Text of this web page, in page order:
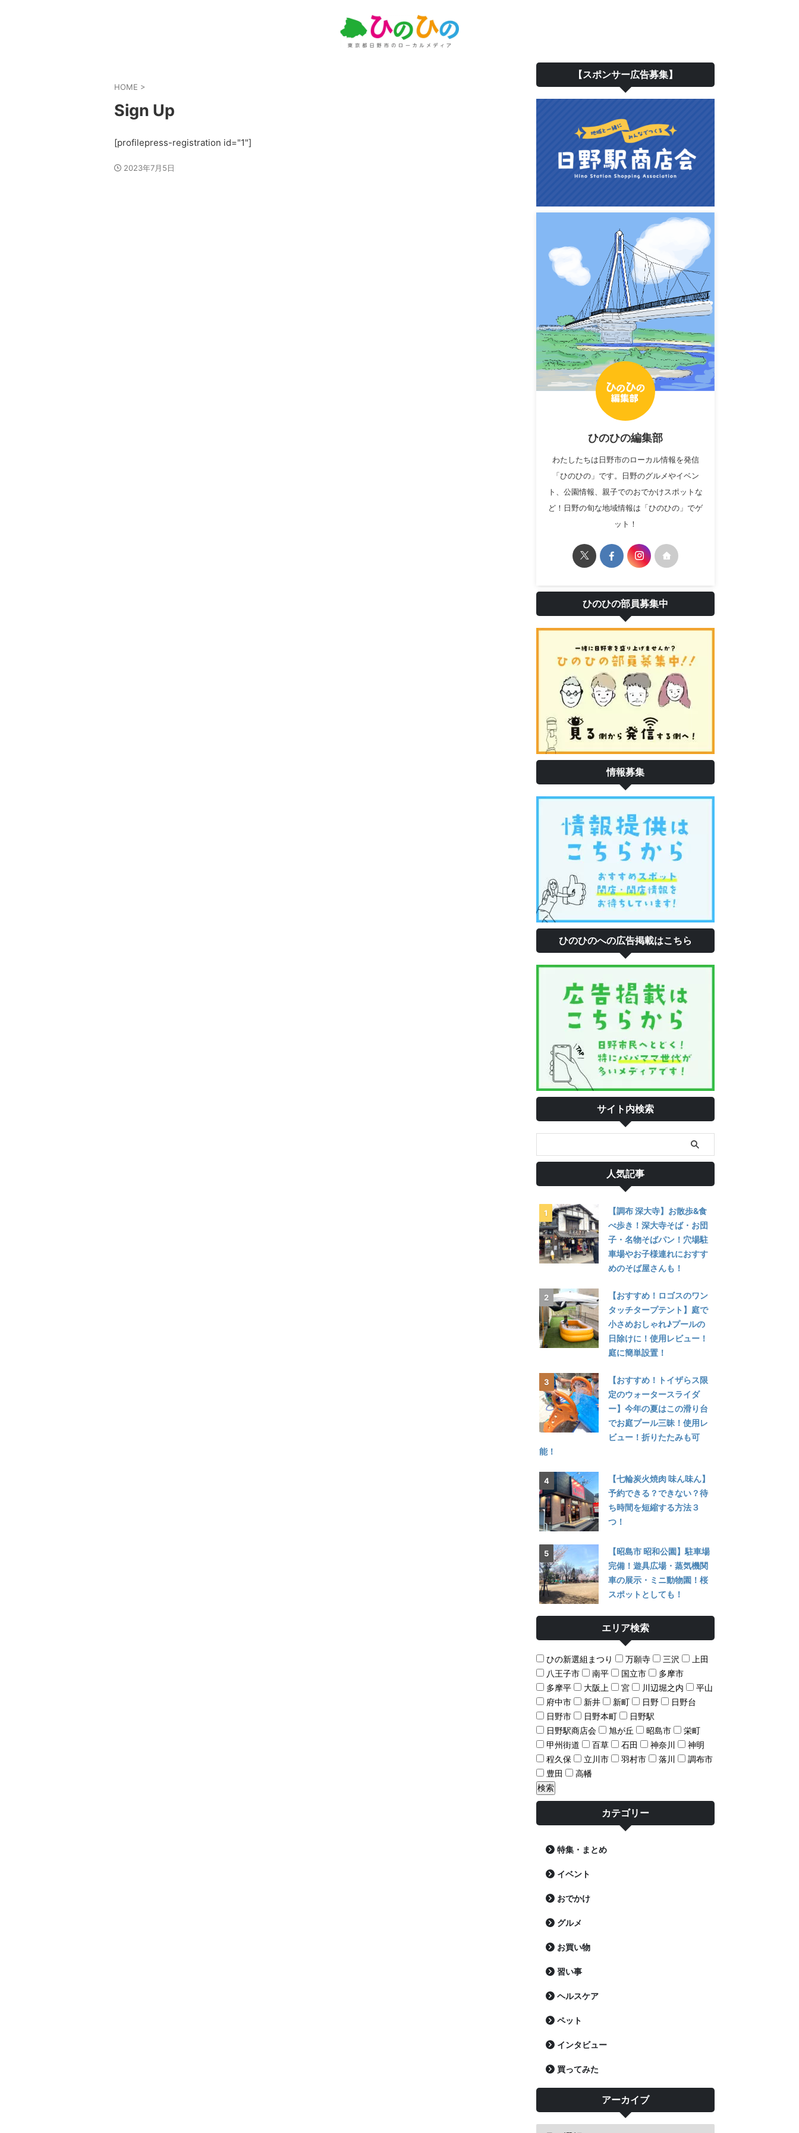
HOME >
Sign Up
[profilepress-registration id="1"]
2023年7月5日
【スポンサー広告募集】
ひのひの編集部
わたしたちは日野市のローカル情報を発信
「ひのひの」です。日野のグルメやイベン
ト、公園情報、親子でのおでかけスポットな
ど！日野の旬な地域情報は「ひのひの」でゲ
ット！
ひのひの部員募集中
情報募集
ひのひのへの広告掲載はこちら
サイト内検索
人気記事
【調布 深大寺】お散歩&食
べ歩き！深大寺そば・お団
子・名物そばパン！穴場駐
車場やお子様連れにおすす
めのそば屋さんも！
【おすすめ！ロゴスのワン
タッチタープテント】庭で
小さめおしゃれ♪プールの
日除けに！使用レビュー！
庭に簡単設置！
【おすすめ！トイザらス限
定のウォータースライダ
ー】今年の夏はこの滑り台
でお庭プール三昧！使用レ
ビュー！折りたたみも可
能！
【七輪炭火焼肉 味ん味ん】
予約できる？できない？待
ち時間を短縮する方法３
つ！
【昭島市 昭和公園】駐車場
完備！遊具広場・蒸気機関
車の展示・ミニ動物園！桜
スポットとしても！
エリア検索
ひの新選組まつり 万願寺 三沢
上田
八王子市
南平 国立市
多摩市
多摩平
大阪上 宮 川辺堀之内
平山
府中市
新井 新町 日野
日野台
日野市
日野本町
日野駅
日野駅商店会
旭が丘 昭島市
栄町
甲州街道
百草 石田 神奈川
神明
程久保
立川市 羽村市 落川
調布市
豊田
高幡
カテゴリー
特集・まとめ
イベント
おでかけ
グルメ
お買い物
習い事
ヘルスケア
ペット
インタビュー
買ってみた
アーカイブ